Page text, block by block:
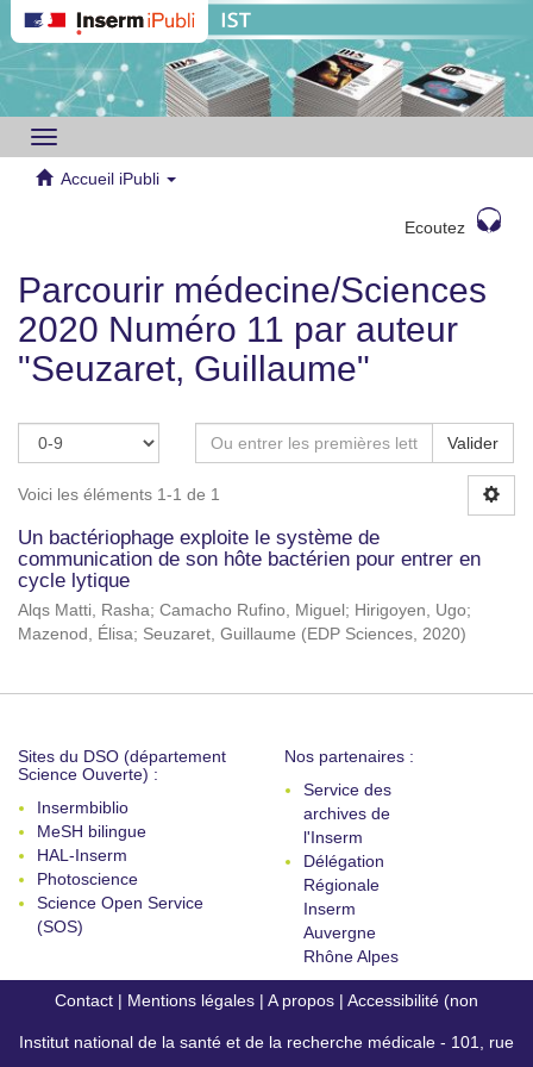
Toggle
navigation
Accueil iPubli
Ecoutez
Parcourir médecine/Sciences
2020 Numéro 11 par auteur
"Seuzaret, Guillaume"
Valider
Voici les éléments 1-1 de 1
Un bactériophage exploite le système de
communication de son hôte bactérien pour entrer en
cycle lytique
Alqs Matti, Rasha; Camacho Rufino, Miguel ; Hirigoyen, Ugo;
Mazenod, Élisa; Seuzaret, Guillaume (EDP Sciences, 2020)
Sites du DSO (département
Science Ouverte) :
Insermbiblio
MeSH bilingue
HAL-Inserm
Photoscience
Science Open Service
(SOS)
Nos partenaires :
Service des
archives de
l'Inserm
Délégation
Régionale
Inserm
Auvergne
Rhône Alpes
Contact | Mentions légales | A propos | Accessibilité (non
conforme)
Institut national de la santé et de la recherche médicale - 101, rue